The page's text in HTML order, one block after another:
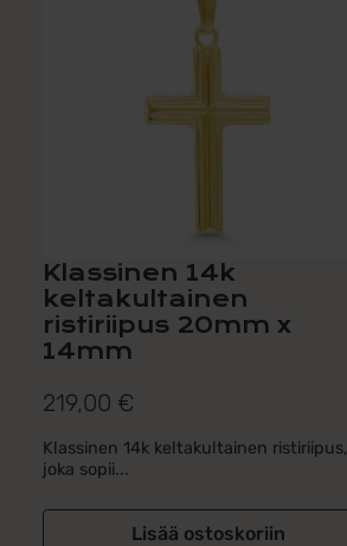
Klassinen 14k
keltakultainen
ristiriipus 20mm x
14mm
219,00 €
Klassinen 14k keltakultainen ristiriipus,
joka sopii...
Lisää ostoskoriin